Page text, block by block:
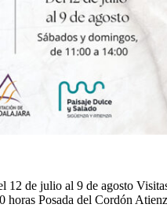
12 de julio al 9 de agosto
horas Posada del Cordón